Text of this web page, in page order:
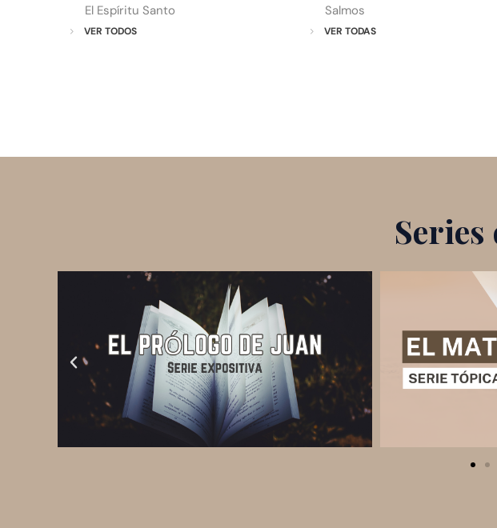
El Espíritu Santo
VER TODOS
Salmos
VER TODAS
Series